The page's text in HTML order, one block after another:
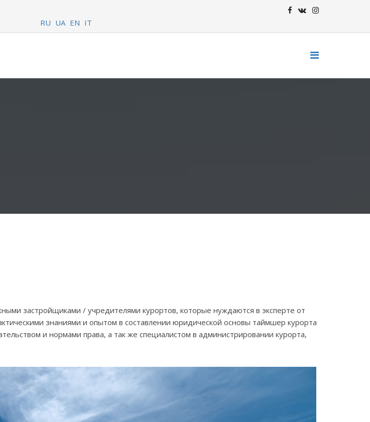
RU UA EN IT
застройщиками / учредителями курортов, которые нуждаются в эксперте от
знаниями и опытом в составлении юридической основы таймшер курорта
и нормами права, а так же специалистом в администрировании курорта,